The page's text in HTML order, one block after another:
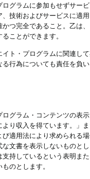
グラムに参加もせずサー
技術およびサービスに適
つ完全であること。乙は
ことができます。
ト・プログラムに関連し
行為についても責任を負
グラム・コンテンツの表
り収入を得ています。」
適用法により求められる
文書を表示しないもの
持しているという表明ま
のとします。